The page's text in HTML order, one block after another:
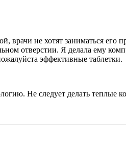
врачи не хотят заниматься
отверстии. Я делала ему
эффективные таблетки.
Не следует делать теплые